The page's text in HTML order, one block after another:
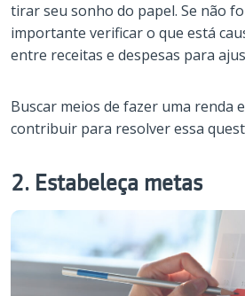
tirar seu sonho do papel. Se não
importante verificar o que está
entre receitas e despesas para
Buscar meios de fazer uma renda
contribuir para resolver essa
2. Estabeleça metas